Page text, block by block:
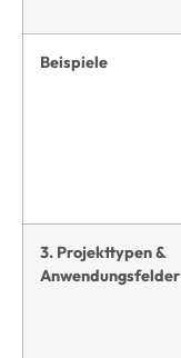
Beispiele
3. Projekttypen &
Anwendungsfelder